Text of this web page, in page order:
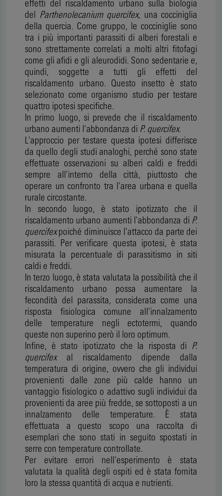
effetti del riscaldamento urbano sulla biologia
del Parthenolecanium quercifex, una cocciniglia
della quercia. Come gruppo, le cocciniglie sono
tra i più importanti parassiti di alberi forestali e
sono strettamente correlati a molti altri fitofagi
come gli afidi e gli aleurodidi. Sono sedentarie e,
quindi, soggette a tutti gli effetti del
riscaldamento urbano. Questo insetto è stato
selezionato come organismo studio per testare
quattro ipotesi specifiche.
In primo luogo, si prevede che il riscaldamento
urbano aumenti l'abbondanza di P. quercifex.
L'approccio per testare questa ipotesi differisce
da quello degli studi analoghi, perché sono state
effettuate osservazioni su alberi caldi e freddi
sempre all'interno della città, piuttosto che
operare un confronto tra l'area urbana e quella
rurale circostante.
In secondo luogo, è stato ipotizzato che il
riscaldamento urbano aumenti l'abbondanza di P.
quercifexpoiché diminuisce l'attacco da parte dei
parassiti. Per verificare questa ipotesi, è stata
misurata la percentuale di parassitismo in siti
caldi e freddi.
In terzo luogo, è stata valutata la possibilità che il
riscaldamento urbano possa aumentare la
fecondità del parassita, considerata come una
risposta fisiologica comune all'innalzamento
delle temperature negli ectotermi, quando
queste non superino però il loro optimum.
Infine, è stato ipotizzato che la risposta di P.
quercifexal riscaldamento dipende dalla
temperatura di origine, ovvero che gli individui
provenienti dalle zone più calde hanno un
vantaggio fisiologico o adattivo sugli individui da
provenienti da aree più fredde, se sottoposti a un
innalzamento delle temperature. È stata
effettuata a questo scopo una raccolta di
esemplari che sono stati in seguito spostati in
serre con temperature controllate.
Per evitare errori nell'esperimento è stata
valutata la qualità degli ospiti ed è stata fornita
loro la stessa quantità di acqua e nutrienti.